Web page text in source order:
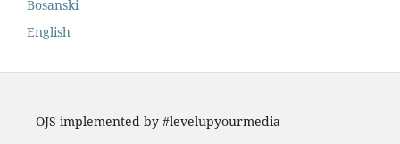
Bosanski
English
OJS implemented by #levelupyourmedia